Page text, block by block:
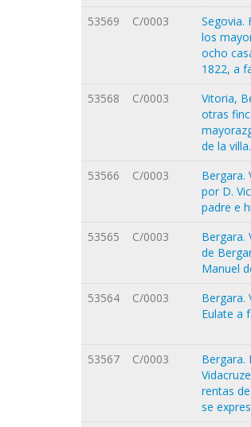
53569 C/0003
Segovia.
los
ocho
1822, a
53568 C/0003
Vitoria,
otras
de la
53566 C/0003
Bergara.
por D.
padre e
53565 C/0003
Bergara.
de
Manuel
53564 C/0003
Bergara.
Eulate a
53567 C/0003
Bergara.
rentas
se